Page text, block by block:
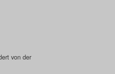
von der